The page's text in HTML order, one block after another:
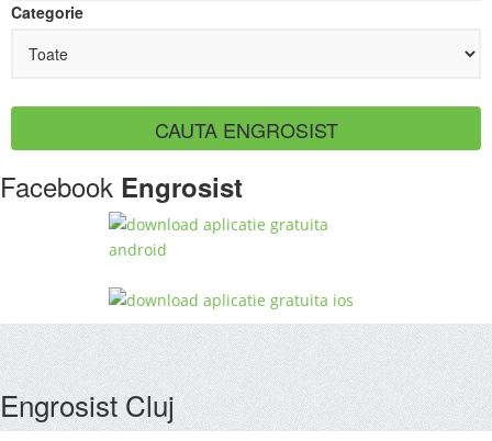
Categorie
Facebook Engrosist
Engrosist Cluj